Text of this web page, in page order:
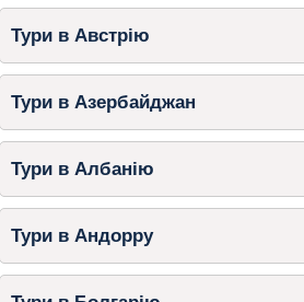
Тури в Австрію
Тури в Азербайджан
Тури в Албанію
Тури в Андорру